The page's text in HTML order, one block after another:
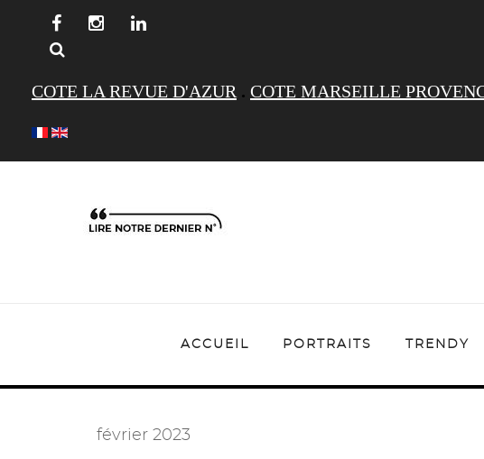
COTE LA REVUE D'AZUR . COTE MARSEILLE
ACCUEIL PORTRAITS TRENDY
février 2023